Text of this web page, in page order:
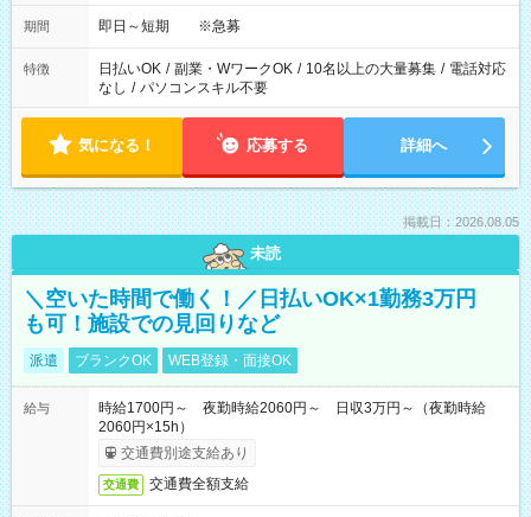
期間 即日～短期 ※急募
特徴 日払いOK / 副業・WワークOK / 10名以上の大量募集 / 電話対応
なし / パソコンスキル不要
気になる！ 応募する 詳細へ
掲載日：2026.08.05
未読
＼空いた時間で働く！／日払いOK×1勤務3万円
も可！施設での見回りなど
派遣 ブランクOK WEB登録・面接OK
給与
時給1700円～ 夜勤時給2060円～ 日収3万円～（夜勤時給
2060円×15h）
交通費別途支給あり
交通費 交通費全額支給